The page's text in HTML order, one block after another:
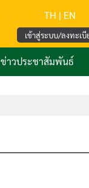
TH | EN
เข้าสู่ระบบ/ลงทะเบี
ข่าวประชาสัมพันธ์